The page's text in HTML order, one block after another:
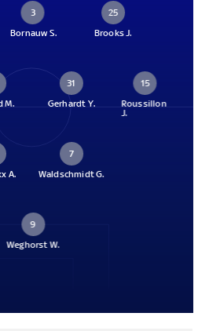
3
Bornauw S.
25
Brooks J.
M.
31
Gerhardt Y.
15
Roussillon
J.
7
Waldschmidt G.
A.
9
Weghorst W.